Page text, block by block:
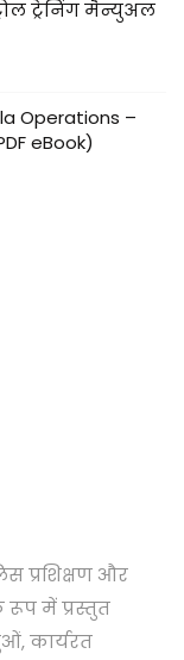
ट्रेनिंग मैन्युअल
Operations –
eBook)
प्रशिक्षण और
रूप में प्रस्तुत
कार्यरत